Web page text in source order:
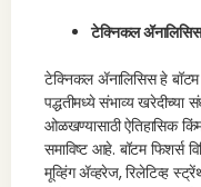
टेक्निकल ॲनालिसिस
टेक्निकल ॲनालिसिस हे
पद्धतीमध्ये संभाव्य
ओळखण्यासाठी ऐतिहासिक
समाविष्ट आहे. बॉटम फिशर्स
मूव्हिंग ॲव्हरेज, रिलेटिव्ह